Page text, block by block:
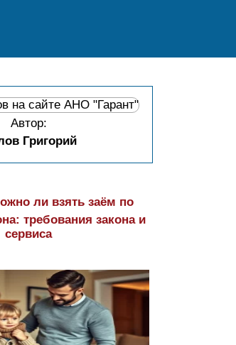
Автор:
Григорий
ли взять заём по
требования закона и
сервиса